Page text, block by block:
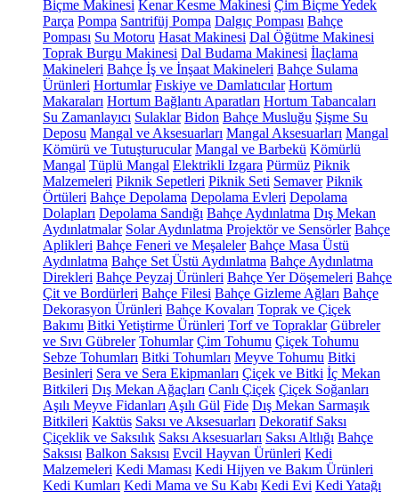
Biçme Makinesi Kenar Kesme Makinesi Çim Biçme Yedek
Parça Pompa Santrifüj Pompa Dalgıç Pompası Bahçe
Pompası Su Motoru Hasat Makinesi Dal Öğütme Makinesi
Toprak Burgu Makinesi Dal Budama Makinesi İlaçlama
Makineleri Bahçe İş ve İnşaat Makineleri Bahçe Sulama
Ürünleri Hortumlar Fıskiye ve Damlatıcılar Hortum
Makaraları Hortum Bağlantı Aparatları Hortum Tabancaları
Su Zamanlayıcı Sulaklar Bidon Bahçe Musluğu Şişme Su
Deposu Mangal ve Aksesuarları Mangal Aksesuarları Mangal
Kömürü ve Tutuşturucular Mangal ve Barbekü Kömürlü
Mangal Tüplü Mangal Elektrikli Izgara Pürmüz Piknik
Malzemeleri Piknik Sepetleri Piknik Seti Semaver Piknik
Örtüleri Bahçe Depolama Depolama Evleri Depolama
Dolapları Depolama Sandığı Bahçe Aydınlatma Dış Mekan
Aydınlatmalar Solar Aydınlatma Projektör ve Sensörler Bahçe
Aplikleri Bahçe Feneri ve Meşaleler Bahçe Masa Üstü
Aydınlatma Bahçe Set Üstü Aydınlatma Bahçe Aydınlatma
Direkleri Bahçe Peyzaj Ürünleri Bahçe Yer Döşemeleri Bahçe
Çit ve Bordürleri Bahçe Filesi Bahçe Gizleme Ağları Bahçe
Dekorasyon Ürünleri Bahçe Kovaları Toprak ve Çiçek
Bakımı Bitki Yetiştirme Ürünleri Torf ve Topraklar Gübreler
ve Sıvı Gübreler Tohumlar Çim Tohumu Çiçek Tohumu
Sebze Tohumları Bitki Tohumları Meyve Tohumu Bitki
Besinleri Sera ve Sera Ekipmanları Çiçek ve Bitki İç Mekan
Bitkileri Dış Mekan Ağaçları Canlı Çiçek Çiçek Soğanları
Aşılı Meyve Fidanları Aşılı Gül Fide Dış Mekan Sarmaşık
Bitkileri Kaktüs Saksı ve Aksesuarları Dekoratif Saksı
Çiçeklik ve Saksılık Saksı Aksesuarları Saksı Altlığı Bahçe
Saksısı Balkon Saksısı Evcil Hayvan Ürünleri Kedi
Malzemeleri Kedi Maması Kedi Hijyen ve Bakım Ürünleri
Kedi Kumları Kedi Mama ve Su Kabı Kedi Evi Kedi Yatağı